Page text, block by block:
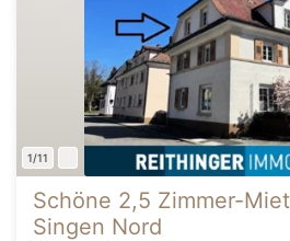
1/11
Schöne 2,5 Zimmer-
Singen Nord